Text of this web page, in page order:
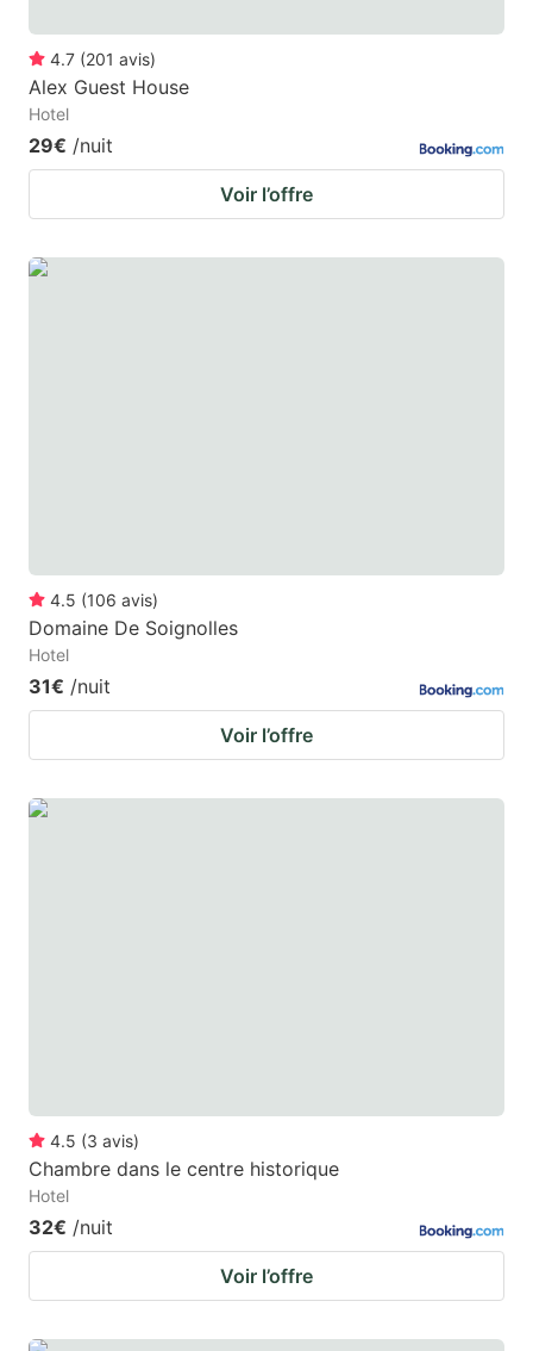
4.7 (201 avis)
Alex Guest House
Hotel
29€ /nuit
Voir l’offre
4.5 (106 avis)
Domaine De Soignolles
Hotel
31€ /nuit
Voir l’offre
4.5 (3 avis)
Chambre dans le centre historique
Hotel
32€ /nuit
Voir l’offre